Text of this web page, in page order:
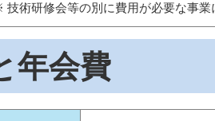
技術研修会等の別に費用が必要な事
年会費